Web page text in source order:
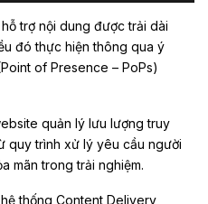
trợ nội dung được trải dài
đó thực hiện thông qua ý
of Presence – PoPs)
quản lý lưu lượng truy
quy trình xử lý yêu cầu người
mãn trong trải nghiệm.
thống Content Delivery